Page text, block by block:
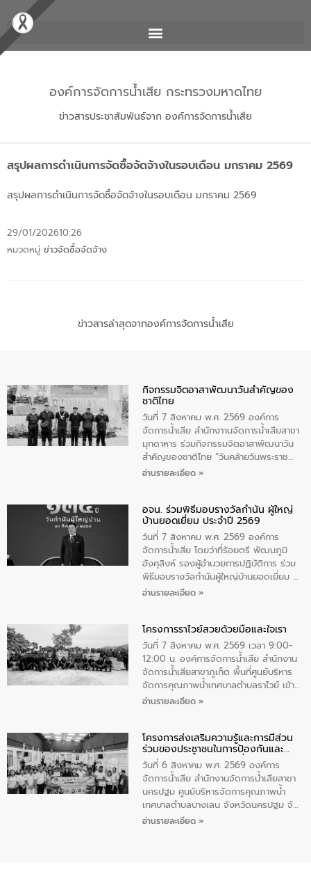
องค์การจัดการน้ำเสีย กระทรวงมหาดไทย
ข่าวสารประชาสัมพันธ์จาก องค์การจัดการน้ำเสีย
สรุปผลการดำเนินการจัดซื้อจัดจ้างในรอบเดือน มกราคม 2569
สรุปผลการดำเนินการจัดซื้อจัดจ้างในรอบเดือน มกราคม 2569
29/01/202610:26
หมวดหมู่ ข่าวจัดซื้อจัดจ้าง
ข่าวสารล่าสุดจากองค์การจัดการน้ำเสีย
กิจกรรมจิตอาสาพัฒนาวันสําคัญของ
ชาติไทย
วันที่ 7 สิงหาคม พ.ศ. 2569 องค์การ
จัดการน้ำเสีย สำนักงาานจัดการน้ำเสียสาขา
มุกดาหาร ร่วมกิจกรรมจิตอาสาพัฒนาวัน
สําคัญของชาติไทย “วันคล้ายวันพระราช
สมภพ สมเด็จพระนางเจ้าสิริกิติ์พระบรม
ทิพย์คำ รองผู้ว่าราชการจังหวัดมุกดาหาร
เป็นประธานในพิธี ณ เรือนจําชั่วคราวนาโสก
ตําบลนาโสก อําเภอเมืองมุกดาหาร จังหวัด
มุกดาหาร โดยในกิจกรรมได้ร่วมปลูกป่า และ
ทําความสะอาดภายในบริเวณ จัดกิจกรรม
เพื่อถวายเป็นพระราชกุศล สมเด็จพระนาง
เจ้าสิริกิติ์พระบรมราชินีนาถ พระบรมราช
อ่านรายละเอียด »
อจน. ร่วมพิธีมอบรางวัลกำนัน ผู้ใหญ่
บ้านยอดเยี่ยม ประจำปี 2569
วันที่ 7 สิงหาคม พ.ศ. 2569 องค์การ
จัดการน้ำเสีย โดยว่าที่ร้อยตรี พัฒนภูมิ
อังศุสิงห์ รองผู้อำนวยการปฏิบัติการ ร่วม
พิธีมอบรางวัลกำนันผู้ใหญ่บ้านยอดเยี่ยม ณ
ทำเนียบรัฐบาล โดยมีนายอนุทิน ชาญวีรกูล
ทองคำและประกาศเกียรติคุณให้แก่ กำนัน
ผู้ใหญ่บ้านยอดเยี่ยม พร้อมกล่าวชื่นชม ให้
โอวาท และมอบนโยบาย
อ่านรายละเอียด »
โครงการราไวย์สวยด้วยมือและใจเรา
วันที่ 7 สิงหาคม พ.ศ. 2569 เวลา 9:00-
12:00 น. องค์การจัดการน้ำเสีย สำนักงาน
จัดการน้ำเสียสาขาภูเก็ต พื้นที่ศูนย์บริหาร
จัดการคุณภาพน้ำเทศบาลตำบลราไวย์ เข้า
ร่วมโครงการราไวย์สวยด้วยมือและใจเรา
ประชาชน ตัวแทนจากโรงแรมต่างๆ ในเขต
เทศบาลตำบลราไวย์ ศูนย์บริหารจัดการ
คุณภาพน้ำเทศบาลตำบลราไวย์ นำโดยนาย
น้อย แก้วเศษ ผู้จัดการสำนักงานจัดการน้ำ
เสียสาขาภูเก็ต พร้อมด้วยเจ้าหน้าที่ จำนวน
5 คน ร่วมทำกิจกรรม ทำความสะอาด
ชายหาดและแหล่งท่องเที่ยว ณ บริเวณ
อ่านรายละเอียด »
โครงการส่งเสริมความรู้และการมีส่วน
ร่วมของประชาชนในการป้องกันและ
แก้ไขปัญหาน้ำเสียอย่างยั่งยืน
วันที่ 6 สิงหาคม พ.ศ. 2569 องค์การ
จัดการน้ำเสีย สำนักงานจัดการน้ำเสียสาขา
นครปฐม ศูนย์บริหารจัดการคุณภาพน้ำ
เทศบาลตำบลบางเลน จังหวัดนครปฐม จัด
กิจกรรมภายใต้โครงการส่งเสริมความรู้และ
อ่านรายละเอียด »